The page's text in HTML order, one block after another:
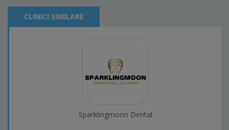
CLINICI SIMILARE
Sparklingmoon Dental